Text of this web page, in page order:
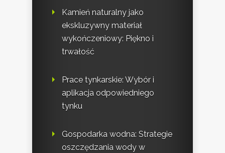
Kamień naturalny jako
ekskluzywny materiał
wykończeniowy: Piękno i
trwałość
Prace tynkarskie: Wybór i
aplikacja odpowiedniego
tynku
Gospodarka wodna: Strategie
oszczędzania wody w